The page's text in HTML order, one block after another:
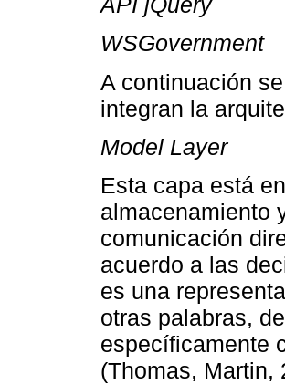
WSGovernment
A continuación
integran la
Model Layer
Esta capa está
almacenamiento
comunicación
acuerdo a las
es una
otras palabras,
específicamente
(Thomas, Martin,